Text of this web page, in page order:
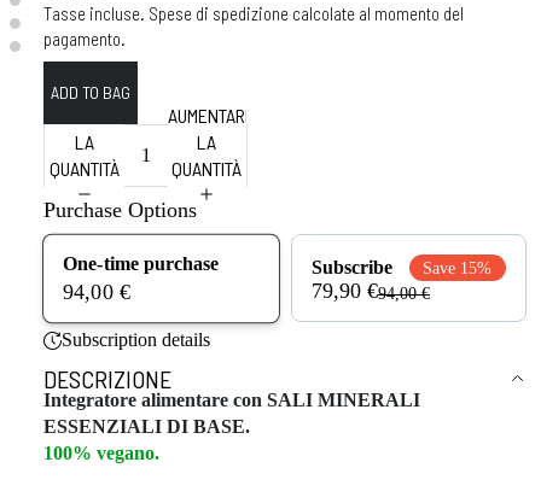
Tasse incluse. Spese di spedizione calcolate al momento del
pagamento.
LA
QUANTITÀ
AUMENTARE
LA
QUANTITÀ
Purchase Options
One-time purchase
94,00 €
Subscribe Save 15%
79,90 €94,00 €
Subscription details
DESCRIZIONE
Integratore alimentare con SALI MINERALI
ESSENZIALI DI BASE.
100% vegano.